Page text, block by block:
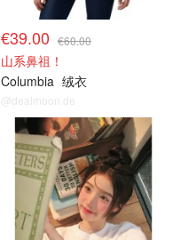
€39.00 €60.00
山系鼻祖！
Columbia 绒衣
@dealmoon.de